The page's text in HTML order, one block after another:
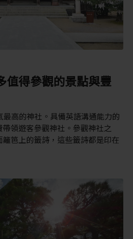
值得參觀的景點與豐
最高的神社。具備英語溝通能力的
領遊客參觀神社。參觀神社之
笆上的籤詩，這些籤詩都是印在